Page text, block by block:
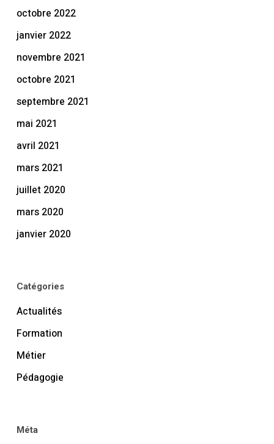
octobre 2022
janvier 2022
novembre 2021
octobre 2021
septembre 2021
mai 2021
avril 2021
mars 2021
juillet 2020
mars 2020
janvier 2020
Catégories
Actualités
Formation
Métier
Pédagogie
Méta